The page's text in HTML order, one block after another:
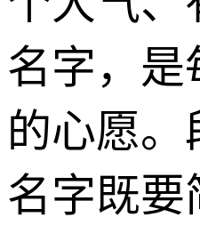
名字，是
的心愿。
名字既要